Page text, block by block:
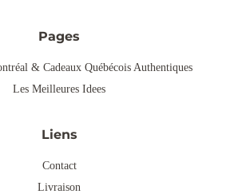
Pages
& Cadeaux Québécois Authentiques
Les Meilleures Idees
Liens
Contact
Livraison